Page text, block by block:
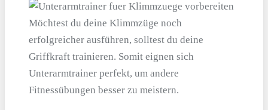
Möchtest du deine Klimmzüge noch
erfolgreicher ausführen, solltest du deine
Griffkraft trainieren. Somit eignen sich
Unterarmtrainer perfekt, um andere
Fitnessübungen besser zu meistern.